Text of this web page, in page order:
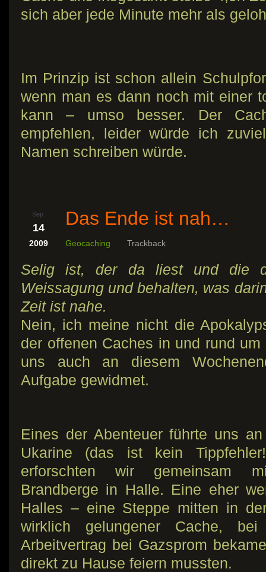
sich aber jede Minute mehr als
Im Prinzip ist schon allein
wenn man es dann noch mit einer
kann – umso besser. Der
empfehlen, leider würde ich
Namen schreiben würde.
Sep.
14
2009
Das Ende ist nah…
Geocaching Trackback
Selig ist, der da liest und die
Weissagung und behalten, was
Zeit ist nahe.
Nein, ich meine nicht die
der offenen Caches in und rund
uns auch an diesem
Aufgabe gewidmet.
Eines der Abenteuer führte uns
Ukarine (das ist kein
erforschten wir gemeinsam
Brandberge in Halle. Eine eher
Halles – eine Steppe mitten in
wirklich gelungener Cache,
Arbeitvertrag bei Gazsprom
direkt zu Hause feiern mussten.